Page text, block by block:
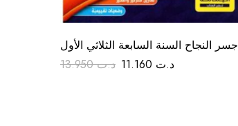
جسر النجاح السنة السابعة الثلاثي الأول
د.ت13.950 د.ت